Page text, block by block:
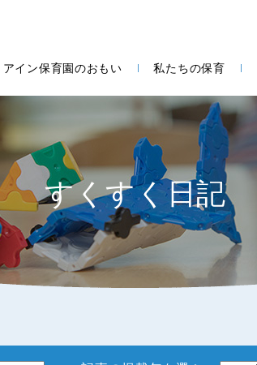
アイン保育園のおもい 私たちの保育
すくすく日記